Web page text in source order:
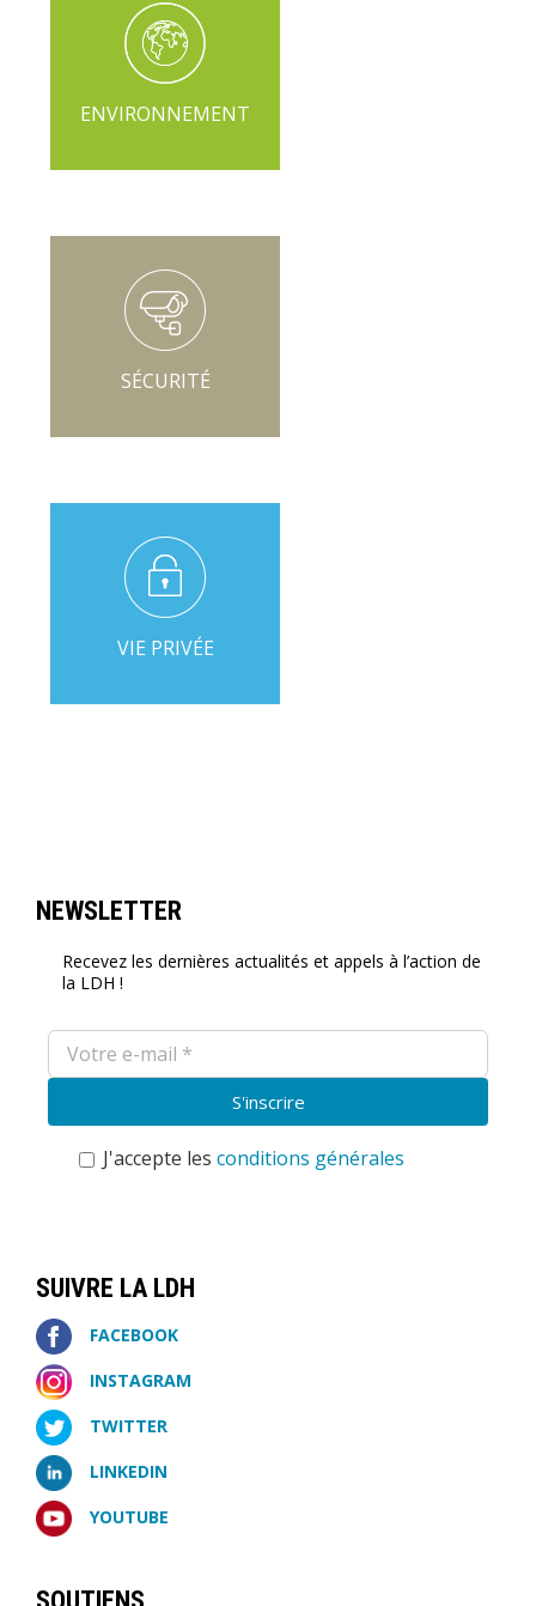
ENVIRONNEMENT
SÉCURITÉ
VIE PRIVÉE
NEWSLETTER
Recevez les dernières actualités et appels à l’action de
la LDH !
J'accepte les conditions générales
SUIVRE LA LDH
FACEBOOK
INSTAGRAM
TWITTER
LINKEDIN
YOUTUBE